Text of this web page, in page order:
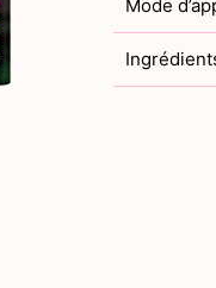
Mode